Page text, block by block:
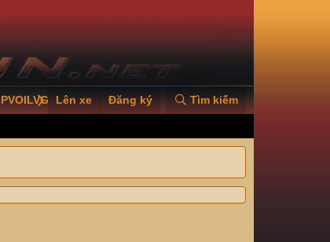
PVOILVGC2026
Lên xe Đăng ký Tìm kiếm